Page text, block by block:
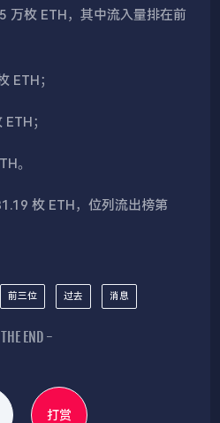
万枚 ETH，其中流入量排在前
ETH；
；
。
枚 ETH，位列流出榜第
前三位 过去 消息
END -
打赏